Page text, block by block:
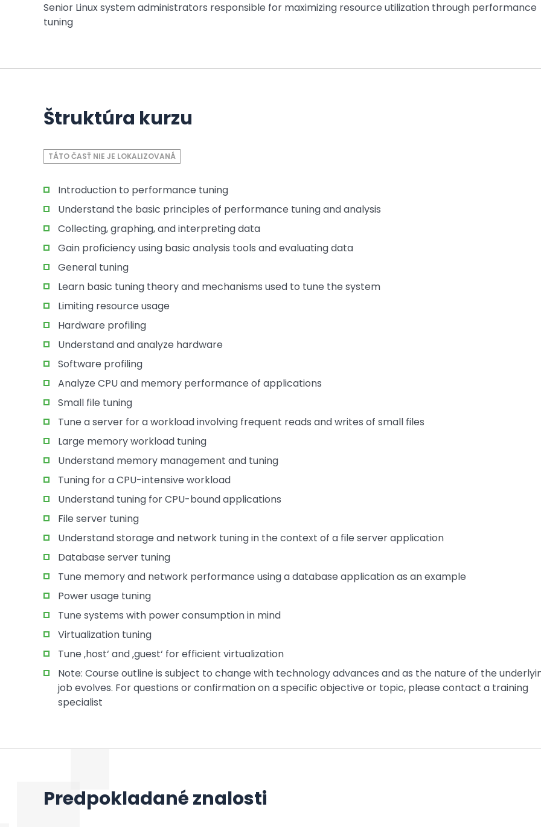
Senior Linux system administrators responsible for maximizing resource utilization through performance
tuning
Štruktúra kurzu
TÁTO ČASŤ NIE JE LOKALIZOVANÁ
Introduction to performance tuning
Understand the basic principles of performance tuning and analysis
Collecting, graphing, and interpreting data
Gain proficiency using basic analysis tools and evaluating data
General tuning
Learn basic tuning theory and mechanisms used to tune the system
Limiting resource usage
Hardware profiling
Understand and analyze hardware
Software profiling
Analyze CPU and memory performance of applications
Small file tuning
Tune a server for a workload involving frequent reads and writes of small files
Large memory workload tuning
Understand memory management and tuning
Tuning for a CPU-intensive workload
Understand tuning for CPU-bound applications
File server tuning
Understand storage and network tuning in the context of a file server application
Database server tuning
Tune memory and network performance using a database application as an example
Power usage tuning
Tune systems with power consumption in mind
Virtualization tuning
Tune ‚host‘ and ‚guest‘ for efficient virtualization
Note: Course outline is subject to change with technology advances and as the nature of the
job evolves. For questions or confirmation on a specific objective or topic, please contact a training
specialist
Predpokladané znalosti